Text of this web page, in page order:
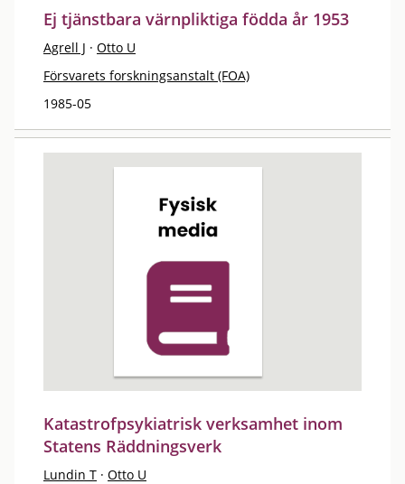
Ej tjänstbara värnpliktiga födda år 1953
Agrell J · Otto U
Försvarets forskningsanstalt (FOA)
1985-05
Katastrofpsykiatrisk verksamhet inom
Statens Räddningsverk
Lundin T · Otto U